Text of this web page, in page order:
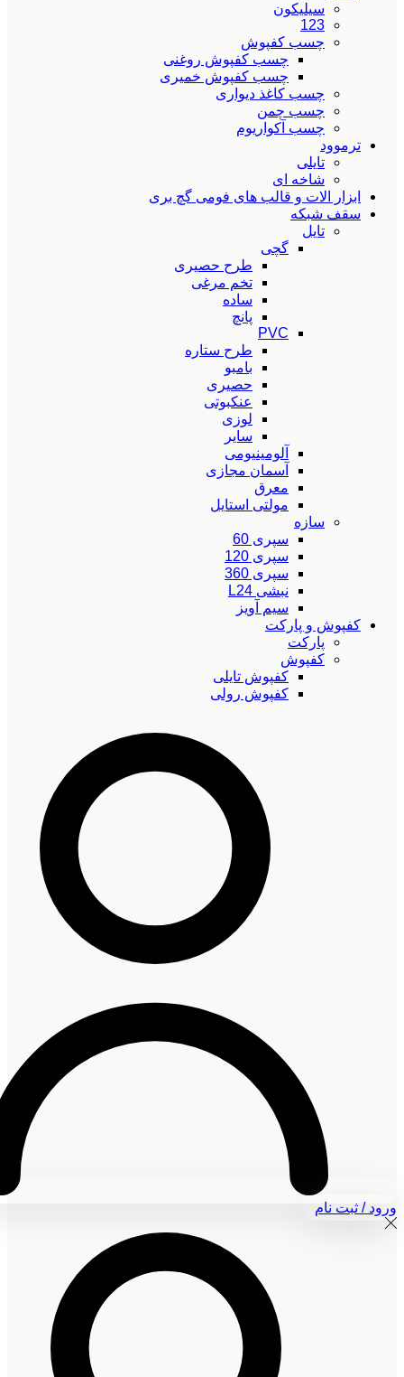
سیلیکون
123
چسب کفپوش
چسب کفپوش روغنی
چسب کفپوش خمیری
چسب کاغذ دیواری
چسب چمن
چسب آکواریوم
ترموود
تایلی
شاخه ای
ابزار الات و قالب های فومی گچ بری
سقف شبکه
تایل
گچی
طرح حصیری
تخم مرغی
ساده
پانچ
PVC
طرح ستاره
بامبو
حصیری
عنکبوتی
لوزی
سایر
آلومینیومی
آسمان مجازی
معرق
مولتی استایل
سازه
سپری 60
سپری 120
سپری 360
نبشی L24
سیم آویز
کفپوش و پارکت
پارکت
کفپوش
کفپوش تایلی
کفپوش رولی
ورود / ثبت نام